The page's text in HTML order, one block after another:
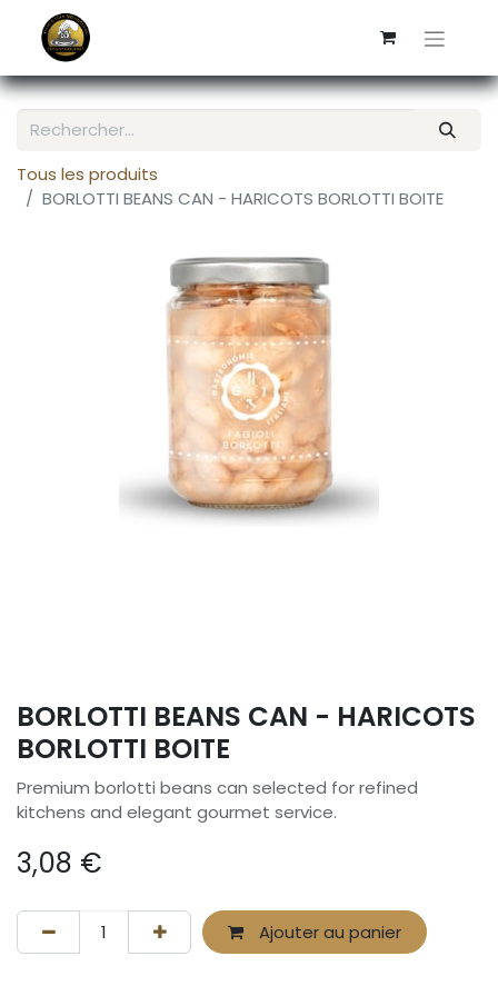
Tous les produits
BORLOTTI BEANS CAN - HARICOTS BORLOTTI BOITE
BORLOTTI BEANS CAN - HARICOTS
BORLOTTI BOITE
Premium borlotti beans can selected for refined
kitchens and elegant gourmet service.
3,08 €
Ajouter au panier